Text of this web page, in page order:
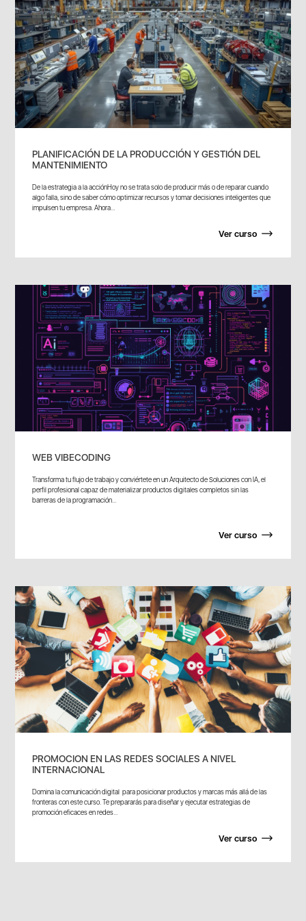
PLANIFICACIÓN DE LA PRODUCCIÓN Y GESTIÓN DEL
MANTENIMIENTO
De la estrategia a la acciónHoy no se trata solo de producir más o de reparar cuando
algo falla, sino de saber cómo optimizar recursos y tomar decisiones inteligentes que
impulsen tu empresa. Ahora...
Ver curso
WEB VIBECODING
Transforma tu flujo de trabajo y conviértete en un Arquitecto de Soluciones con IA, el
perfil profesional capaz de materializar productos digitales completos sin las
barreras de la programación...
Ver curso
PROMOCION EN LAS REDES SOCIALES A NIVEL
INTERNACIONAL
Domina la comunicación digital para posicionar productos y marcas más allá de las
fronteras con este curso. Te prepararás para diseñar y ejecutar estrategias de
promoción eficaces en redes...
Ver curso